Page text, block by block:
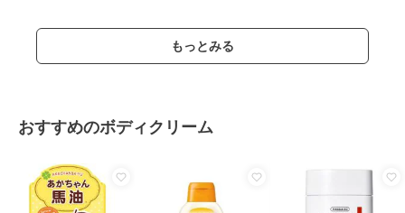
もっとみる
おすすめのボディクリーム